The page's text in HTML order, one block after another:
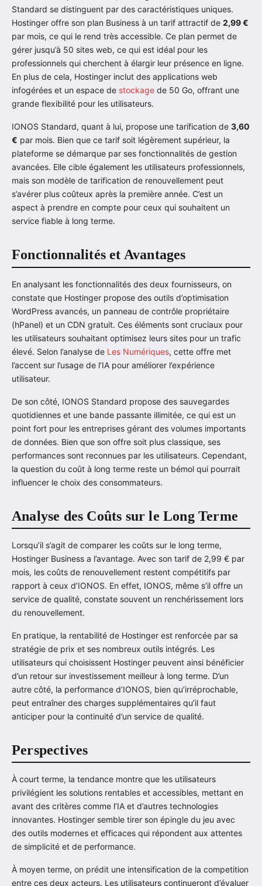
Standard se distinguent par des caractéristiques uniques.
Hostinger offre son plan Business à un tarif attractif de 2,99 €
par mois, ce qui le rend très accessible. Ce plan permet de
gérer jusqu’à 50 sites web, ce qui est idéal pour les
professionnels qui cherchent à élargir leur présence en ligne.
En plus de cela, Hostinger inclut des applications web
infogérées et un espace de stockage de 50 Go, offrant une
grande flexibilité pour les utilisateurs.
IONOS Standard, quant à lui, propose une tarification de 3,60
€ par mois. Bien que ce tarif soit légèrement supérieur, la
plateforme se démarque par ses fonctionnalités de gestion
avancées. Elle cible également les utilisateurs professionnels,
mais son modèle de tarification de renouvellement peut
s’avérer plus coûteux après la première année. C’est un
aspect à prendre en compte pour ceux qui souhaitent un
service fiable à long terme.
Fonctionnalités et Avantages
En analysant les fonctionnalités des deux fournisseurs, on
constate que Hostinger propose des outils d’optimisation
WordPress avancés, un panneau de contrôle propriétaire
(hPanel) et un CDN gratuit. Ces éléments sont cruciaux pour
les utilisateurs souhaitant optimisez leurs sites pour un trafic
élevé. Selon l’analyse de Les Numériques, cette offre met
l’accent sur l’usage de l’IA pour améliorer l’expérience
utilisateur.
De son côté, IONOS Standard propose des sauvegardes
quotidiennes et une bande passante illimitée, ce qui est un
point fort pour les entreprises gérant des volumes importants
de données. Bien que son offre soit plus classique, ses
performances sont reconnues par les utilisateurs. Cependant,
la question du coût à long terme reste un bémol qui pourrait
influencer le choix des consommateurs.
Analyse des Coûts sur le Long Terme
Lorsqu’il s’agit de comparer les coûts sur le long terme,
Hostinger Business a l’avantage. Avec son tarif de 2,99 € par
mois, les coûts de renouvellement restent compétitifs par
rapport à ceux d’IONOS. En effet, IONOS, même s’il offre un
service de qualité, constate souvent un renchérissement lors
du renouvellement.
En pratique, la rentabilité de Hostinger est renforcée par sa
stratégie de prix et ses nombreux outils intégrés. Les
utilisateurs qui choisissent Hostinger peuvent ainsi bénéficier
d’un retour sur investissement meilleur à long terme. D’un
autre côté, la performance d’IONOS, bien qu’irréprochable,
peut entraîner des charges supplémentaires qu’il faut
anticiper pour la continuité d’un service de qualité.
Perspectives
À court terme, la tendance montre que les utilisateurs
privilégient les solutions rentables et accessibles, mettant en
avant des critères comme l’IA et d’autres technologies
innovantes. Hostinger semble tirer son épingle du jeu avec
des outils modernes et efficaces qui répondent aux attentes
de simplicité et de performance.
À moyen terme, on prédit une intensification de la competition
entre ces deux acteurs. Les utilisateurs continueront d’évaluer